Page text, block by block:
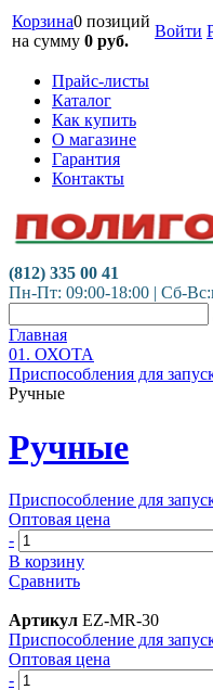
Корзина0 позиций
на сумму 0 руб.
Войти
Прайс-листы
Каталог
Как купить
О магазине
Гарантия
Контакты
(812) 335 00 41
Пн-Пт: 09:00-18:00 | Сб-
Главная
01. ОХОТА
Приспособления для
Ручные
Ручные
Приспособление для
Оптовая цена
-
В корзину
Сравнить
Артикул EZ-MR-30
Приспособление для
Оптовая цена
-